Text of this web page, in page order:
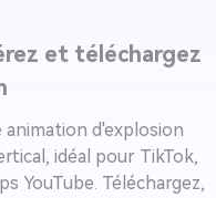
et téléchargez
animation d'explosion
idéal pour TikTok,
YouTube. Téléchargez,